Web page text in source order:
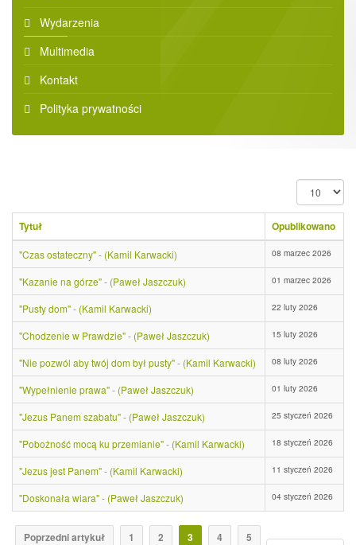
Wydarzenia
Multimedia
Kontakt
Polityka prywatności
Pokaż
#
Tytuł
Opublikowano
"Czas ostateczny" - (Kamil Karwacki) 08 marzec 2026
"Kazanie na górze" - (Paweł Jaszczuk) 01 marzec 2026
"Pusty dom" - (Kamil Karwacki) 22 luty 2026
"Chodzenie w Prawdzie" - (Paweł Jaszczuk) 15 luty 2026
"Nie pozwól aby twój dom był pusty" - (Kamil Karwacki) 08 luty 2026
"Wypełnienie prawa" - (Paweł Jaszczuk) 01 luty 2026
"Jezus Panem szabatu" - (Paweł Jaszczuk) 25 styczeń 2026
"Pobożność mocą ku przemianie" - (Kamil Karwacki) 18 styczeń 2026
"Jezus jest Panem" - (Kamil Karwacki) 11 styczeń 2026
"Doskonała wiara" - (Paweł Jaszczuk) 04 styczeń 2026
Poprzedni artykuł 1 2 3 4
5